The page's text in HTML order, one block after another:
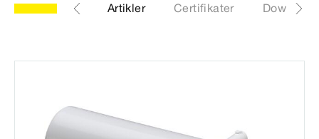
model 3815.5 Artikler Certifikater